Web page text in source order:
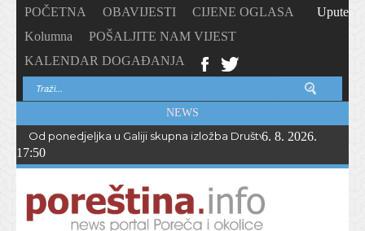
POČETNA OBAVIJESTI
CIJENE OGLASA
Kolumna
POŠALJITE NAM VIJEST
KALENDAR DOGAĐANJA
Upute
NEWS
Od ponedjeljka u Galiji skupna izložba Društva likovnih
6. 8. 2026.
17:50